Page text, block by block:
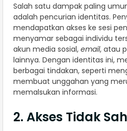
Salah satu dampak paling
adalah pencurian identitas.
mendapatkan akses ke sesi
menyamar sebagai individu
akun media sosial, email, atau
lainnya. Dengan identitas ini,
berbagai tindakan, seperti
membuat unggahan yang
memalsukan informasi.
2. Akses Tidak Sah